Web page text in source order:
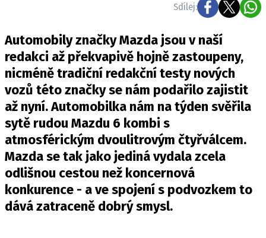
TISKOVKY
ROZHOVORY
DAKAR
Z DOMOVA
ZE SVĚTA
MOTORSPORT
PIT LANE
ČEŠI V AKCI
FIA CEZ & POHÁRY
MEZINÁRODNÍ SCÉNA
Sdílej:
Automobily značky Mazda jsou v naší
redakci až překvapivě hojně zastoupeny,
nicméně tradiční redakční testy nových
vozů této značky se nám podařilo zajistit
až nyní. Automobilka nám na týden svěřila
sytě rudou Mazdu 6 kombi s
atmosférickým dvoulitrovým čtyřválcem.
Mazda se tak jako jediná vydala zcela
odlišnou cestou než koncernová
konkurence - a ve spojení s podvozkem to
dává zatraceně dobrý smysl.